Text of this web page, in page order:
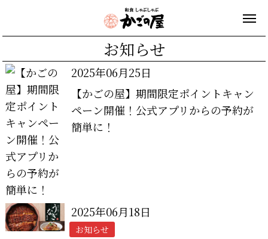
お知らせ
2025年06月25日
【かごの屋】期間限定ポイントキャン
ペーン開催！公式アプリからの予約が
簡単に！
2025年06月18日
お知らせ